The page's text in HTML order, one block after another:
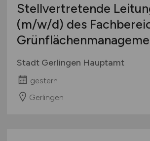
Stellvertretende
(m/w/d) des
Stadt Gerlingen Hauptamt
gestern
Gerlingen